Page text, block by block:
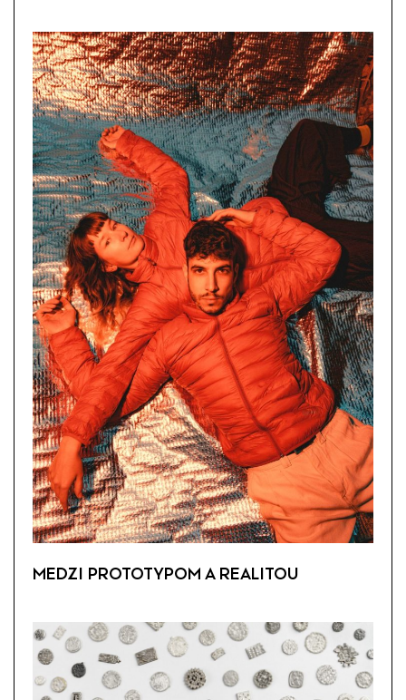
MEDZI PROTOTYPOM A REALITOU